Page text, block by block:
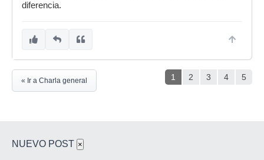
diferencia.
1 2 3 4 5
« Ir a Charla general
NUEVO POST ×